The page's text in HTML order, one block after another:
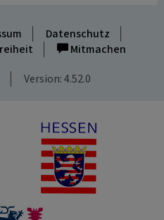
Datenschutz
Mitmachen
Version: 4.52.0